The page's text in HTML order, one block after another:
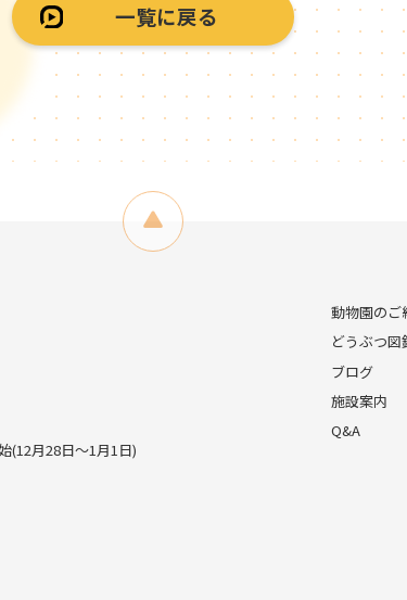
一覧に戻る
(12月28日～1月1日)
動物園のご
どうぶつ図
ブログ
施設案内
Q&A